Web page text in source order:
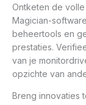
Ontketen de volle
Magician-
beheertools en
prestaties.
van je
opzichte van
Breng innovaties